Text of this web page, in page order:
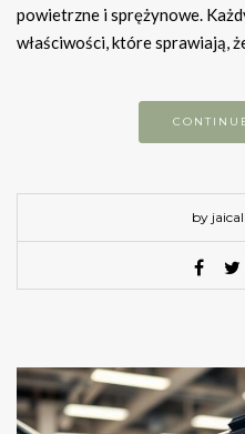
powietrzne i sprężynowe.
właściwości, które sprawiają,
by